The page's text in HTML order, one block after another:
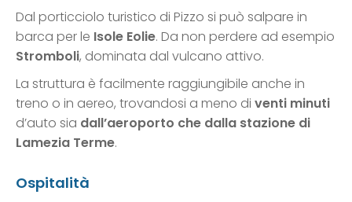
Dal porticciolo turistico di Pizzo si può salpare in
barca per le Isole Eolie. Da non perdere ad esempio
Stromboli, dominata dal vulcano attivo.
La struttura è facilmente raggiungibile anche in
treno o in aereo, trovandosi a meno di venti minuti
d’auto sia dall’aeroporto che dalla stazione di
Lamezia Terme.
Ospitalità